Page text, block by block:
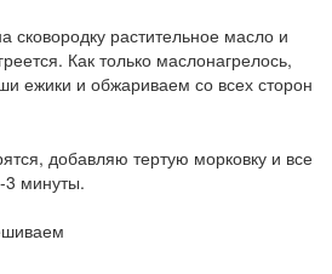
сковородку растительное масло и
Как только маслонагрелось,
ежики и обжариваем со всех сторон
добавляю тертую морковку и все
минуты.